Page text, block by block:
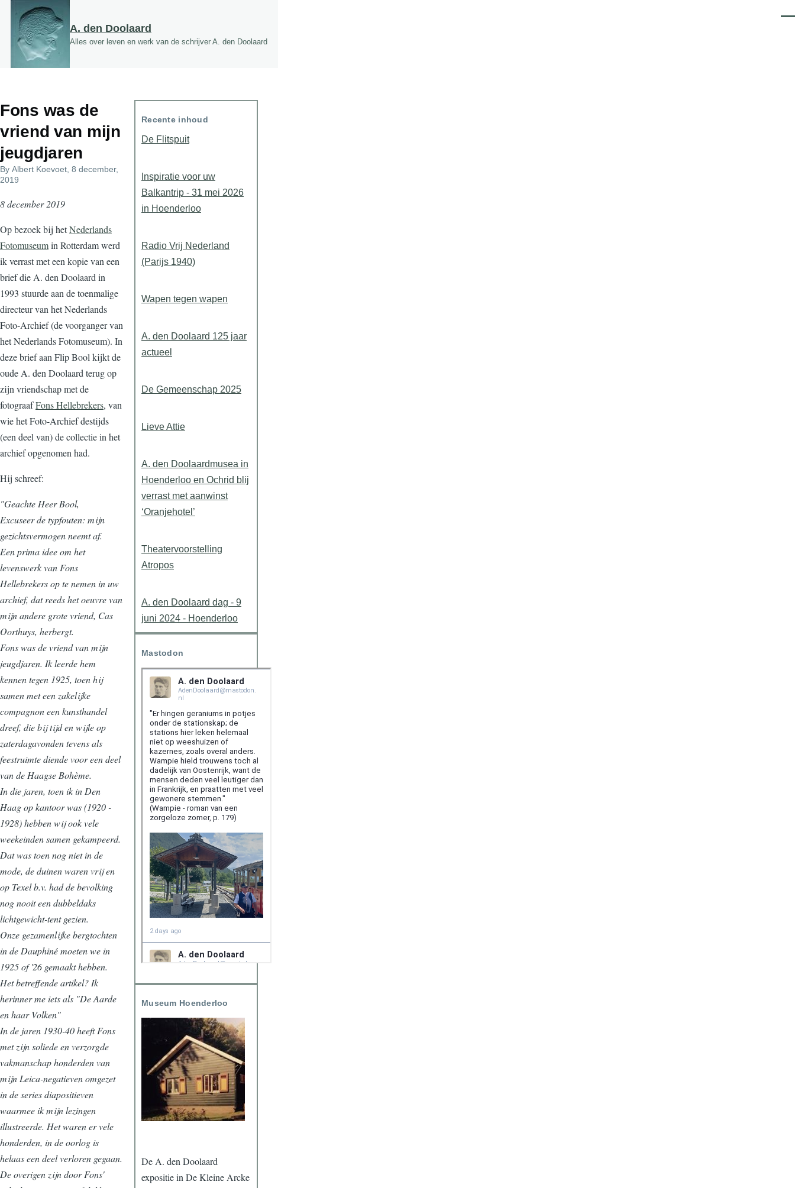
Overslaan en naar de inhoud gaan
A. den Doolaard
Alles over leven en werk van de schrijver A. den Doolaard
Fons was de
vriend van mijn
jeugdjaren
By Albert Koevoet , 8 december,
2019
8 december 2019
Op bezoek bij hetNederlands
Fotomuseumin Rotterdam werd
ik verrast met een kopie van een
brief die A. den Doolaard in
1993 stuurde aan de toenmalige
directeur van het Nederlands
Foto-Archief (de voorganger van
het Nederlands Fotomuseum). In
deze brief aan Flip Bool kijkt de
oude A. den Doolaard terug op
zijn vriendschap met de
fotograafFons Hellebrekers, van
wie het Foto-Archief destijds
(een deel van) de collectie in het
archief opgenomen had.
Hij schreef:
"Geachte Heer Bool,
Excuseer de typfouten: mijn
gezichtsvermogen neemt af.
Een prima idee om het
levenswerk van Fons
Hellebrekers op te nemen in uw
archief, dat reeds het oeuvre van
mijn andere grote vriend, Cas
Oorthuys, herbergt.
Fons was de vriend van mijn
jeugdjaren. Ik leerde hem
kennen tegen 1925, toen hij
samen met een zakelijke
compagnon een kunsthandel
dreef, die bij tijd en wijle op
zaterdagavonden tevens als
feestruimte diende voor een deel
van de Haagse Bohème.
In die jaren, toen ik in Den
Haag op kantoor was (1920 -
1928) hebben wij ook vele
weekeinden samen gekampeerd.
Dat was toen nog niet in de
mode, de duinen waren vrij en
op Texel b.v. had de bevolking
nog nooit een dubbeldaks
lichtgewicht-tent gezien.
Onze gezamenlijke bergtochten
in de Dauphiné moeten we in
1925 of '26 gemaakt hebben.
Het betreffende artikel? Ik
herinner me iets als "De Aarde
en haar Volken"
In de jaren 1930-40 heeft Fons
met zijn soliede en verzorgde
vakmanschap honderden van
mijn Leica-negatieven omgezet
in de series diapositieven
waarmee ik mijn lezingen
illustreerde. Het waren er vele
honderden, in de oorlog is
helaas een deel verloren gegaan.
De overigen zijn door Fons'
Recente inhoud
De Flitspuit
Inspiratie voor uw
Balkantrip - 31 mei 2026
in Hoenderloo
Radio Vrij Nederland
(Parijs 1940)
Wapen tegen wapen
A. den Doolaard 125 jaar
actueel
De Gemeenschap 2025
Lieve Attie
A. den Doolaardmusea in
Hoenderloo en Ochrid blij
verrast met aanwinst
‘Oranjehotel’
Theatervoorstelling
Atropos
A. den Doolaard dag - 9
juni 2024 - Hoenderloo
Mastodon
Museum Hoenderloo
De A. den Doolaard
expositie in De Kleine Arcke